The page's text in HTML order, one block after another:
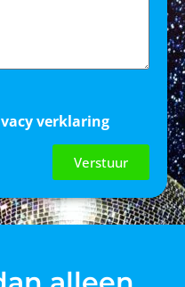
verklaring
Verstuur